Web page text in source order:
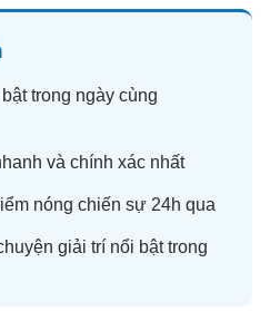
trong ngày cùng
và chính xác nhất
nóng chiến sự 24h qua
giải trí nổi bật trong